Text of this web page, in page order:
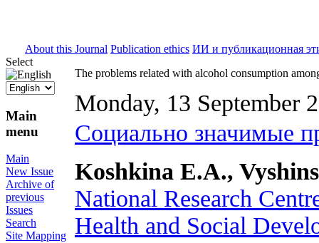
About this Journal Publication ethics ИИ и публикационная
Select
Main
menu
Main
New Issue
Archive of
previous
Issues
Search
Site Mapping
The problems related with alcohol consumption
Monday, 13 September
Социально значимые
Koshkina E.A.,
National Research
Health and Social